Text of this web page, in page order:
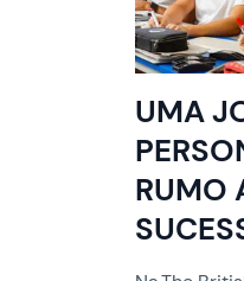
UMA
RUMO